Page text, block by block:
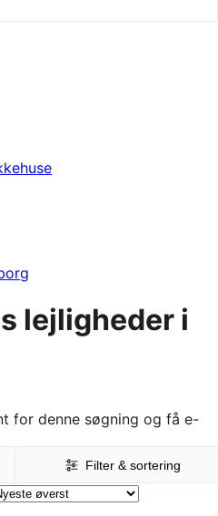
lejligheder i
for denne søgning og få e-
Filter & sortering